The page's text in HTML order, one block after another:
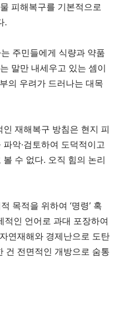
피해복구를 기본적으로
.
주민들에게 식량과 약품
말만 내세우고 있는 셈이
의 우려가 드러나는 대목
재해복구 방침은 현지 피
악·검토하여 도덕적이고
수 없다. 오직 힘의 논리
목적을 위하여 ‘명령’ 혹
적인 언어로 과대 포장하여
연재해와 경제난으로 도탄
건 전면적인 개방으로 숨통